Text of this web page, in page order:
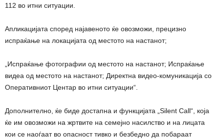
112 во итни ситуации.
Апликацијата според најавеното ќе овозможи, прецизно
испраќање на локацијата од местото на настанот;
„Испраќање фотографии од местото на настанот; Испраќање
видеа од местото на настанот; Директна видео-комуникација со
Оперативниот Центар во итни ситуации“.
Дополнително, ќе биде достапна и функцијата „Silent Call“, која
ќе им овозможи на жртвите на семејно насилство и на лицата
кои се наоѓаат во опасност тивко и безбедно да побараат